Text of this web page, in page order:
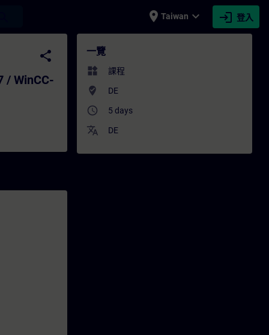
place Taiwan expand_more login 登入
Umfeld (Präsenz-Training) - 培訓 - 培
share
/ WinCC-
一覽
widgets 課程
where_to_vote DE
access_time 5 days
translate DE